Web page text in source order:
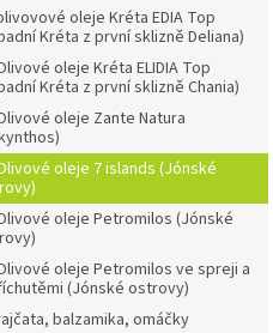
oleje Kréta EDIA Top
Kréta z první sklizně Deliana)
oleje Kréta ELIDIA Top
Kréta z první sklizně Chania)
oleje Zante Natura
oleje 7 islands (Jónské
oleje Petromilos (Jónské
oleje Petromilos ve spreji a
(Jónské ostrovy)
balzamika, omáčky